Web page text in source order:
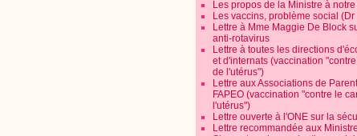
Les propos de la Ministre à
Les vaccins, problème social
Lettre à Mme Maggie De Block
anti-rotavirus
Lettre à toutes les directions
et d'internats (vaccination
de l'utérus")
Lettre aux Associations de
FAPEO (vaccination "contre le
l'utérus")
Lettre ouverte à l'ONE sur la
Lettre recommandée aux